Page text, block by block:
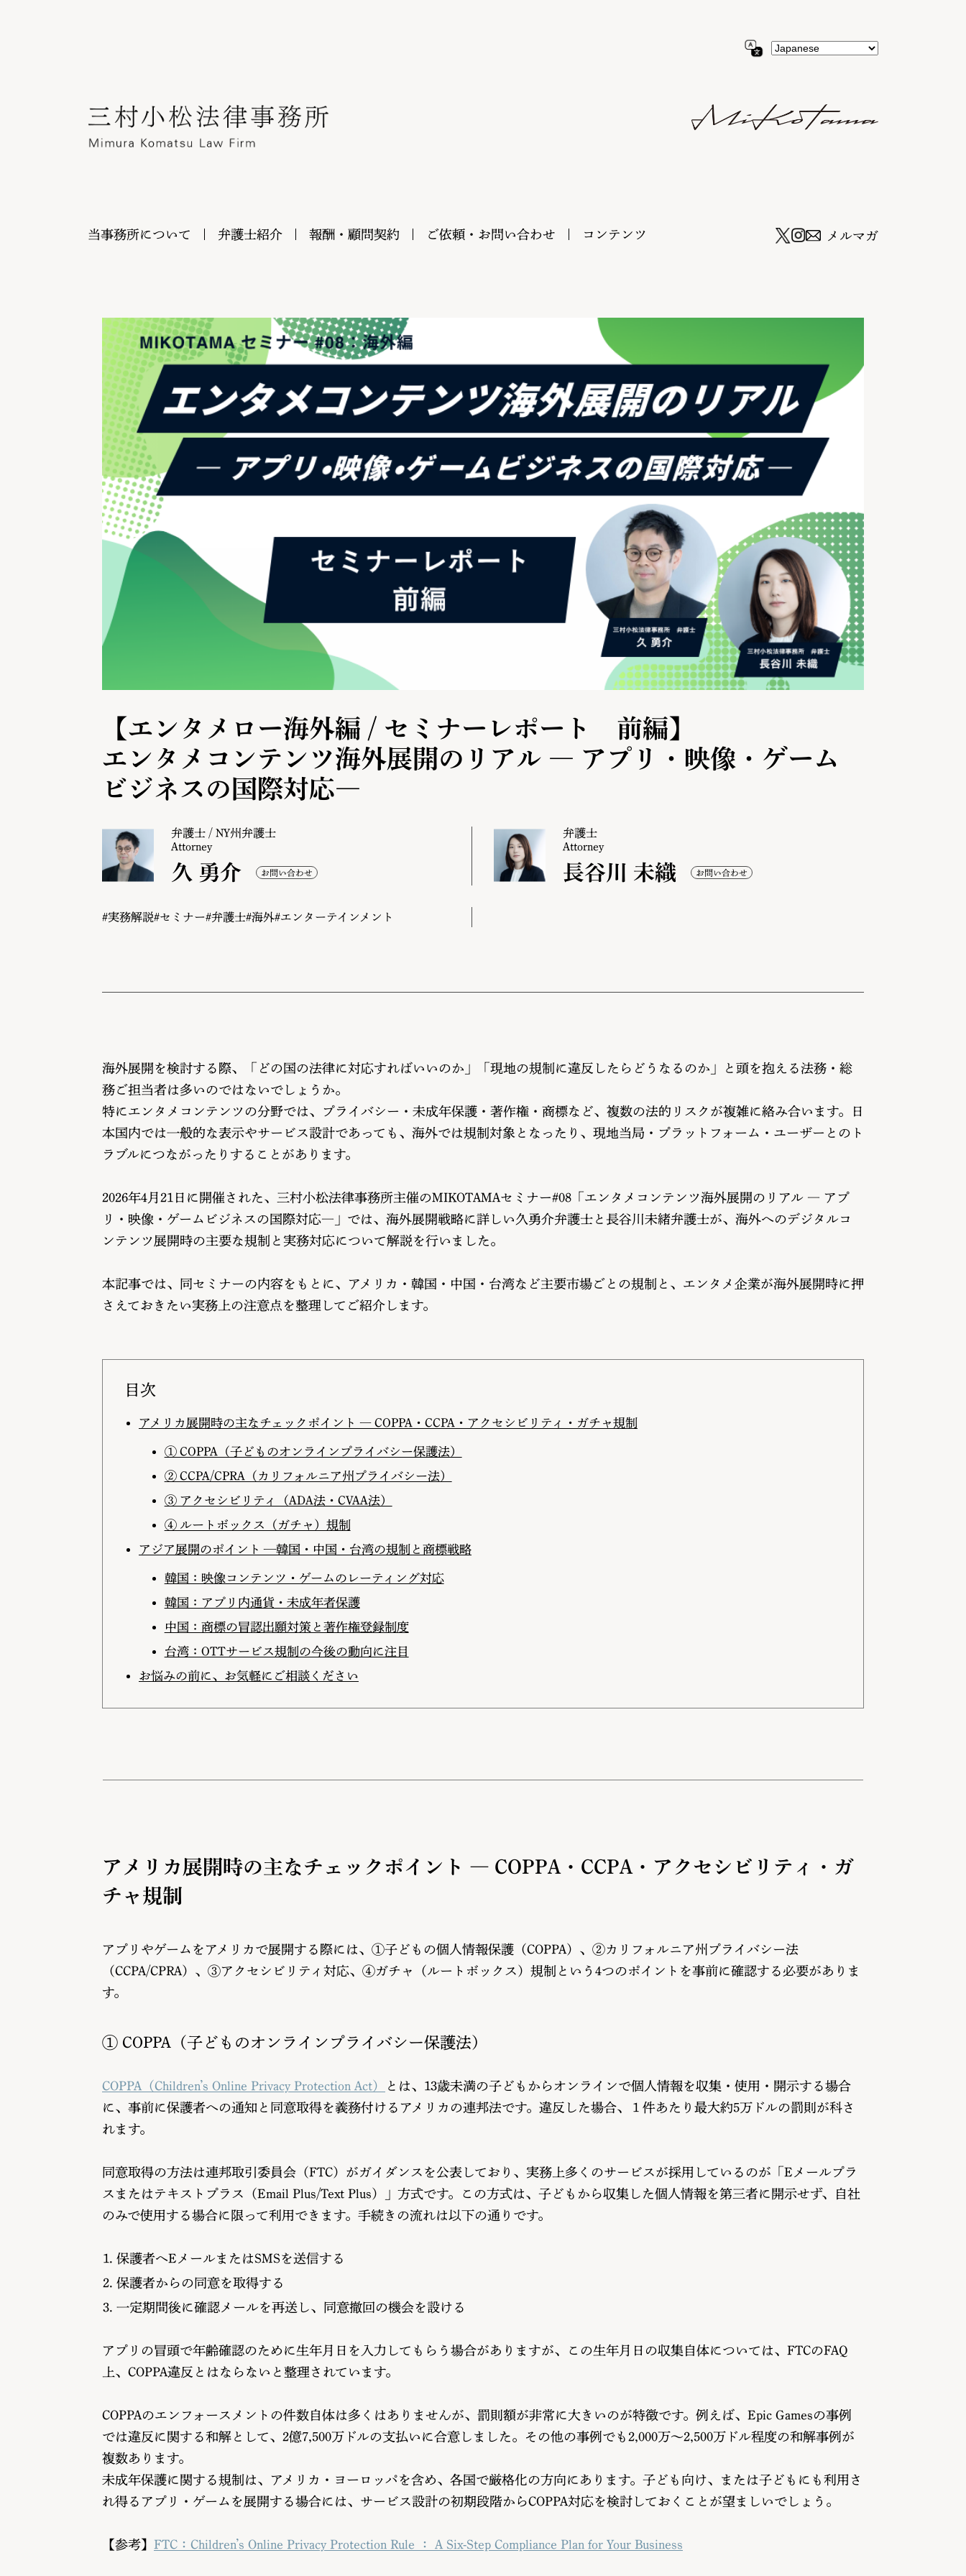
当事務所について 弁護士紹介 報酬・顧問契約 ご依頼・お問い合わせ コンテンツ メルマガ
【エンタメロー海外編 / セミナーレポート 前編】
エンタメコンテンツ海外展開のリアル ― アプリ・映像・ゲーム
ビジネスの国際対応―
弁護士 / NY州弁護士
Attorney
久 勇介
弁護士
Attorney
長谷川 未織
#実務解説#セミナー#弁護士#海外#エンターテインメント
海外展開を検討する際、「どの国の法律に対応すればいいのか」「現地の規制に違反したらどうなるのか」と頭を抱える法務・総
務ご担当者は多いのではないでしょうか。
特にエンタメコンテンツの分野では、プライバシー・未成年保護・著作権・商標など、複数の法的リスクが複雑に絡み合います。日
本国内では一般的な表示やサービス設計であっても、海外では規制対象となったり、現地当局・プラットフォーム・ユーザーとのト
ラブルにつながったりすることがあります。
2026年4月21日に開催された、三村小松法律事務所主催のMIKOTAMAセミナー#08「エンタメコンテンツ海外展開のリアル ― アプ
リ・映像・ゲームビジネスの国際対応―」では、海外展開戦略に詳しい久勇介弁護士と長谷川未緒弁護士が、海外へのデジタルコ
ンテンツ展開時の主要な規制と実務対応について解説を行いました。
本記事では、同セミナーの内容をもとに、アメリカ・韓国・中国・台湾など主要市場ごとの規制と、エンタメ企業が海外展開時に押
さえておきたい実務上の注意点を整理してご紹介します。
目次
アメリカ展開時の主なチェックポイント ― COPPA・CCPA・アクセシビリティ・ガチャ規制
① COPPA（子どものオンラインプライバシー保護法）
② CCPA/CPRA（カリフォルニア州プライバシー法）
③ アクセシビリティ（ADA法・CVAA法）
④ ルートボックス（ガチャ）規制
アジア展開のポイント —韓国・中国・台湾の規制と商標戦略
韓国：映像コンテンツ・ゲームのレーティング対応
韓国：アプリ内通貨・未成年者保護
中国：商標の冒認出願対策と著作権登録制度
台湾：OTTサービス規制の今後の動向に注目
お悩みの前に、お気軽にご相談ください
アメリカ展開時の主なチェックポイント ― COPPA・CCPA・アクセシビリティ・ガ
チャ規制
アプリやゲームをアメリカで展開する際には、①子どもの個人情報保護（COPPA）、②カリフォルニア州プライバシー法
（CCPA/CPRA）、③アクセシビリティ対応、④ガチャ（ルートボックス）規制という4つのポイントを事前に確認する必要がありま
す。
① COPPA（子どものオンラインプライバシー保護法）
COPPA（Children’s Online Privacy Protection Act）
とは、13歳未満の子どもからオンラインで個人情報を収集・使用・開示する場合
に、事前に保護者への通知と同意取得を義務付けるアメリカの連邦法です。違反した場合、１件あたり最大約5万ドルの罰則が科さ
れます。
同意取得の方法は連邦取引委員会（FTC）がガイダンスを公表しており、実務上多くのサービスが採用しているのが「Eメールプラ
スまたはテキストプラス（Email Plus/Text Plus）」方式です。この方式は、子どもから収集した個人情報を第三者に開示せず、自社
のみで使用する場合に限って利用できます。手続きの流れは以下の通りです。
保護者へEメールまたはSMSを送信する
保護者からの同意を取得する
一定期間後に確認メールを再送し、同意撤回の機会を設ける
アプリの冒頭で年齢確認のために生年月日を入力してもらう場合がありますが、この生年月日の収集自体については、FTCのFAQ
上、COPPA違反とはならないと整理されています。
COPPAのエンフォースメントの件数自体は多くはありませんが、罰則額が非常に大きいのが特徴です。例えば、Epic Gamesの事例
では違反に関する和解として、2億7,500万ドルの支払いに合意しました。その他の事例でも2,000万〜2,500万ドル程度の和解事例が
複数あります。
未成年保護に関する規制は、アメリカ・ヨーロッパを含め、各国で厳格化の方向にあります。子ども向け、または子どもにも利用さ
れ得るアプリ・ゲームを展開する場合には、サービス設計の初期段階からCOPPA対応を検討しておくことが望ましいでしょう。
【参考】 FTC：Children’s Online Privacy Protection Rule ： A Six-Step Compliance Plan for Your Business